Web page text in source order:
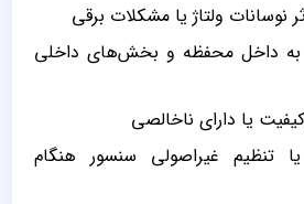
نوسانات ولتاژ یا مشکلات برقی
به داخل محفظه و بخش‌های داخلی
یا دارای ناخالصی
تنظیم غیراصولی سنسور هنگام